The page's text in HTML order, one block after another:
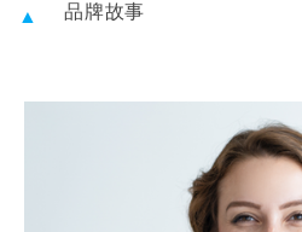
品牌故事